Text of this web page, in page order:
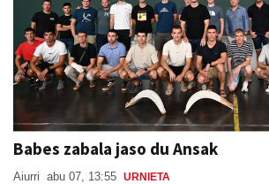
Babes zabala jaso du Ansak
Aiurri abu 07, 13:55 URNIETA